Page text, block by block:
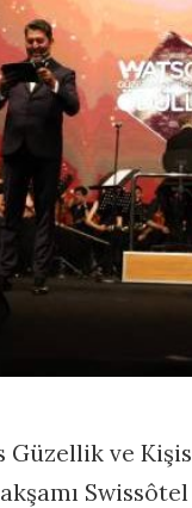
Güzellik ve